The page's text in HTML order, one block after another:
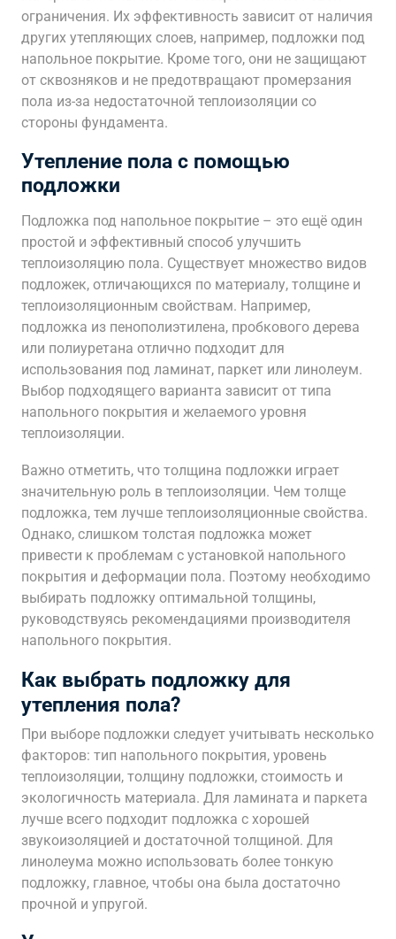
ограничения. Их эффективность зависит от наличия
других утепляющих слоев, например, подложки под
напольное покрытие. Кроме того, они не защищают
от сквозняков и не предотвращают промерзания
пола из-за недостаточной теплоизоляции со
стороны фундамента.
Утепление пола с помощью
подложки
Подложка под напольное покрытие – это ещё один
простой и эффективный способ улучшить
теплоизоляцию пола. Существует множество видов
подложек, отличающихся по материалу, толщине и
теплоизоляционным свойствам. Например,
подложка из пенополиэтилена, пробкового дерева
или полиуретана отлично подходит для
использования под ламинат, паркет или линолеум.
Выбор подходящего варианта зависит от типа
напольного покрытия и желаемого уровня
теплоизоляции.
Важно отметить, что толщина подложки играет
значительную роль в теплоизоляции. Чем толще
подложка, тем лучше теплоизоляционные свойства.
Однако, слишком толстая подложка может
привести к проблемам с установкой напольного
покрытия и деформации пола. Поэтому необходимо
выбирать подложку оптимальной толщины,
руководствуясь рекомендациями производителя
напольного покрытия.
Как выбрать подложку для
утепления пола?
При выборе подложки следует учитывать несколько
факторов: тип напольного покрытия, уровень
теплоизоляции, толщину подложки, стоимость и
экологичность материала. Для ламината и паркета
лучше всего подходит подложка с хорошей
звукоизоляцией и достаточной толщиной. Для
линолеума можно использовать более тонкую
подложку, главное, чтобы она была достаточно
прочной и упругой.